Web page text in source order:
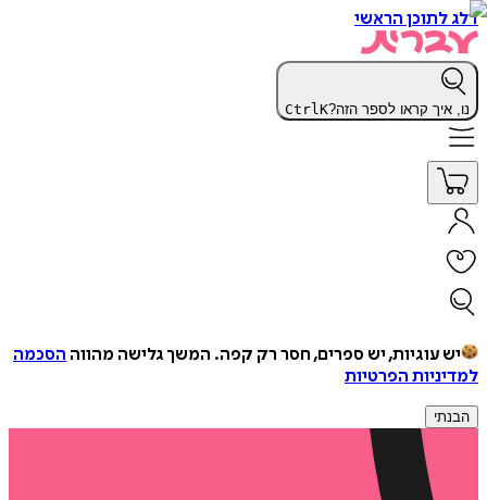
דלג לתוכן הראשי
נו, איך קראו לספר הזה? CtrlK
יש עוגיות, יש ספרים, חסר רק קפה. המשך גלישה מהווה הסכמה
למדיניות הפרטיות
הבנתי